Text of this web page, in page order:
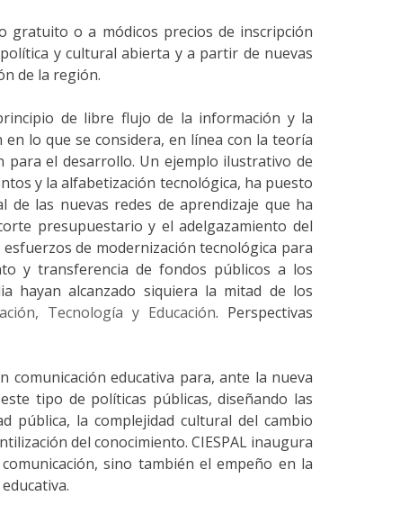
gratuito o a módicos precios de inscripción
y cultural abierta y a partir de nuevas
de la región.
de libre flujo de la información y la
lo que se considera, en línea con la teoría
para el desarrollo. Un ejemplo ilustrativo de
y la alfabetización tecnológica, ha puesto
de las nuevas redes de aprendizaje que ha
presupuestario y el adelgazamiento del
de modernización tecnológica para
y transferencia de fondos públicos a los
hayan alcanzado siquiera la mitad de los
Tecnología y Educación. Perspectivas
educativa para, ante la nueva
tipo de políticas públicas, diseñando las
pública, la complejidad cultural del cambio
del conocimiento. CIESPAL inaugura
sino también el empeño en la